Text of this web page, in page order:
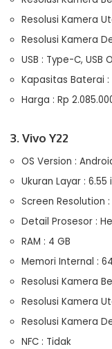
Resolusi Kamera
Resolusi Kamera
USB : Type-C, USB
Kapasitas Baterai :
Harga : Rp
3. Vivo Y22
OS Version :
Ukuran Layar : 6.55
Screen Resolution :
Detail Prosesor :
RAM : 4 GB
Memori Internal :
Resolusi Kamera
Resolusi Kamera
Resolusi Kamera
NFC : Tidak